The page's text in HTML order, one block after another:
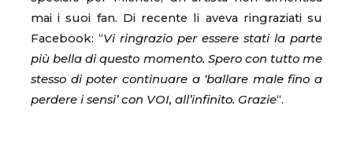
mai i suoi fan. Di recente li aveva ringraziati su
Facebook: “Vi ringrazio per essere stati la parte
più bella di questo momento. Spero con tutto me
stesso di poter continuare a ‘ballare male fino a
perdere i sensi’ con VOI, all’infinito. Grazie“.